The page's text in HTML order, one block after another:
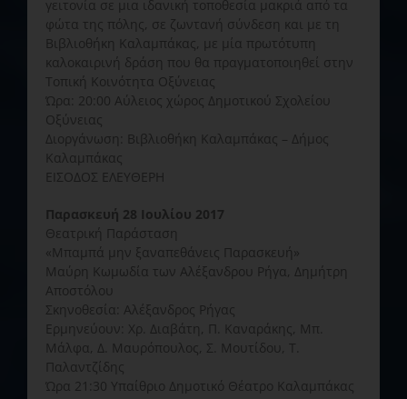
γειτονία σε μια ιδανική τοποθεσία μακριά από τα
φώτα της πόλης, σε ζωντανή σύνδεση και με τη
Βιβλιοθήκη Καλαμπάκας, με μία πρωτότυπη
καλοκαιρινή δράση που θα πραγματοποιηθεί στην
Τοπική Κοινότητα Οξύνειας
Ώρα: 20:00 Αύλειος χώρος Δημοτικού Σχολείου
Οξύνειας
Διοργάνωση: Βιβλιοθήκη Καλαμπάκας – Δήμος
Καλαμπάκας
ΕΙΣΟΔΟΣ ΕΛΕΥΘΕΡΗ
Παρασκευή 28 Ιουλίου 2017
Θεατρική Παράσταση
«Μπαμπά μην ξαναπεθάνεις Παρασκευή»
Μαύρη Κωμωδία των Αλέξανδρου Ρήγα, Δημήτρη
Αποστόλου
Σκηνοθεσία: Αλέξανδρος Ρήγας
Ερμηνεύουν: Χρ. Διαβάτη, Π. Καναράκης, Μπ.
Μάλφα, Δ. Μαυρόπουλος, Σ. Μουτίδου, Τ.
Παλαντζίδης
Ώρα 21:30 Υπαίθριο Δημοτικό Θέατρο Καλαμπάκας